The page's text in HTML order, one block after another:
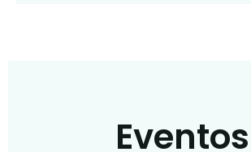
Eventos